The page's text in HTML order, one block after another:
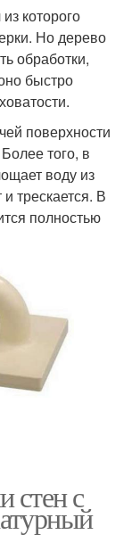
которого
Но дерево
обработки,
быстро
поверхности
того, в
воду из
трескается. В
полностью
стен с